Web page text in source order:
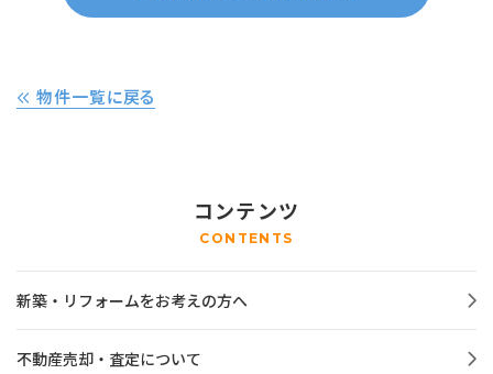
物件一覧に戻る
コンテンツ
CONTENTS
新築・リフォームをお考えの方へ
不動産売却・査定について